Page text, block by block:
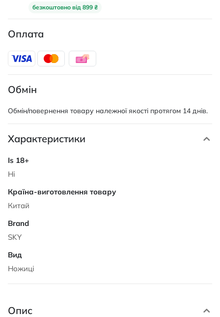
безкоштовно від 899 ₴
Оплата
Обмін
Обмін/повернення товару належної якості протягом 14 днів.
Характеристики
Характеристики
Ні
Китай
SKY
Ножиці
Опис